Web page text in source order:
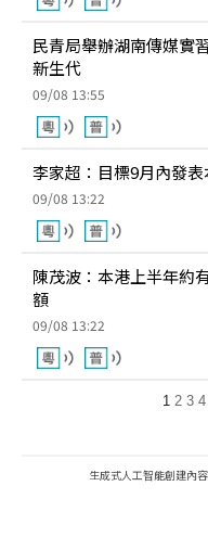
民青局舉辦湖南傳媒實
新生代
09/08 13:55
李家超：目標9月內發
09/08 13:22
陳茂波：本港上半年約
額
09/08 13:22
1 2 3 4
生成式人工智能創建內